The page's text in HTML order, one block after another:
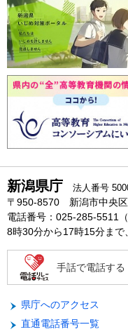
新潟県庁 法人番号
〒950-8570 新潟市中央区
電話番号：025-285-5511（
8時30分から17時15分まで
手話で電話する
県庁へのアクセス
直通電話番号一覧